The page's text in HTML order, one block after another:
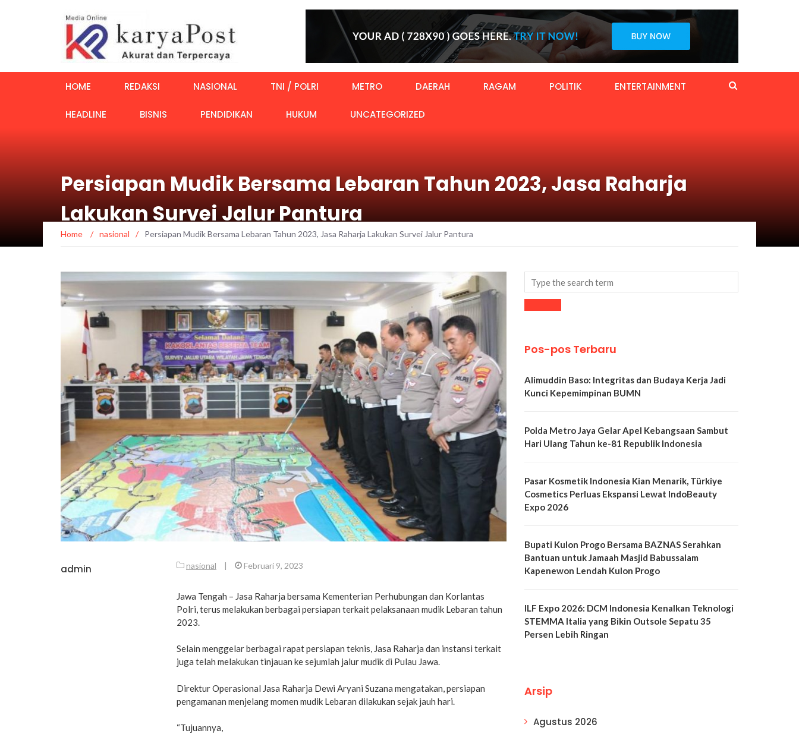
HOME REDAKSI NASIONAL TNI / POLRI METRO DAERAH RAGAM POLITIK ENTERTAINMENT
HEADLINE BISNIS PENDIDIKAN HUKUM UNCATEGORIZED
Persiapan Mudik Bersama Lebaran Tahun 2023, Jasa Raharja
Lakukan Survei Jalur Pantura
Home / nasional / Persiapan Mudik Bersama Lebaran Tahun 2023, Jasa Raharja Lakukan Survei Jalur Pantura
admin nasional | Februari 9, 2023
Jawa Tengah – Jasa Raharja bersama Kementerian Perhubungan dan Korlantas
Polri, terus melakukan berbagai persiapan terkait pelaksanaan mudik Lebaran tahun
2023.
Selain menggelar berbagai rapat persiapan teknis, Jasa Raharja dan instansi terkait
juga telah melakukan tinjauan ke sejumlah jalur mudik di Pulau Jawa.
Direktur Operasional Jasa Raharja Dewi Aryani Suzana mengatakan, persiapan
pengamanan menjelang momen mudik Lebaran dilakukan sejak jauh hari.
“Tujuannya,
Pos-pos Terbaru
Alimuddin Baso: Integritas dan Budaya Kerja Jadi
Kunci Kepemimpinan BUMN
Polda Metro Jaya Gelar Apel Kebangsaan Sambut
Hari Ulang Tahun ke-81 Republik Indonesia
Pasar Kosmetik Indonesia Kian Menarik, Türkiye
Cosmetics Perluas Ekspansi Lewat IndoBeauty
Expo 2026
Bupati Kulon Progo Bersama BAZNAS Serahkan
Bantuan untuk Jamaah Masjid Babussalam
Kapenewon Lendah Kulon Progo
ILF Expo 2026: DCM Indonesia Kenalkan Teknologi
STEMMA Italia yang Bikin Outsole Sepatu 35
Persen Lebih Ringan
Arsip
Agustus 2026